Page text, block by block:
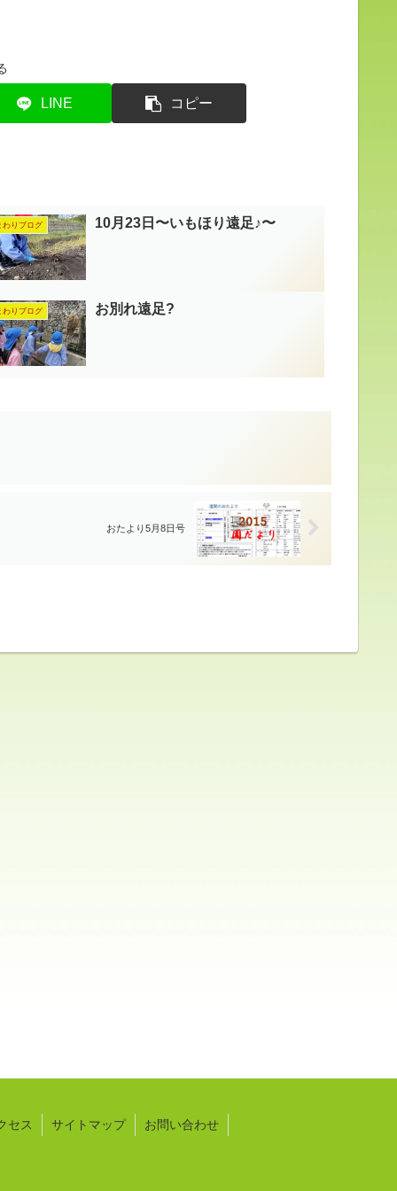
LINE コピー
わりブログ 10月23日〜いもほり遠足♪〜
わりブログ お別れ遠足?
おたより5月8日号
セス サイトマップ お問い合わせ